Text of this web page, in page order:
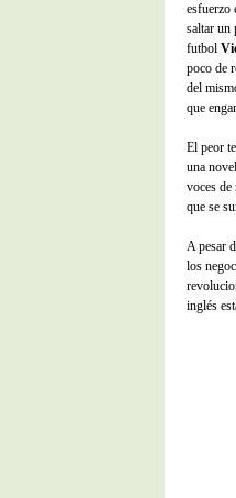
esfuerzo
saltar un
futbol
poco de
del
que
El peor
una
voces
que se
A pesar
los
inglés